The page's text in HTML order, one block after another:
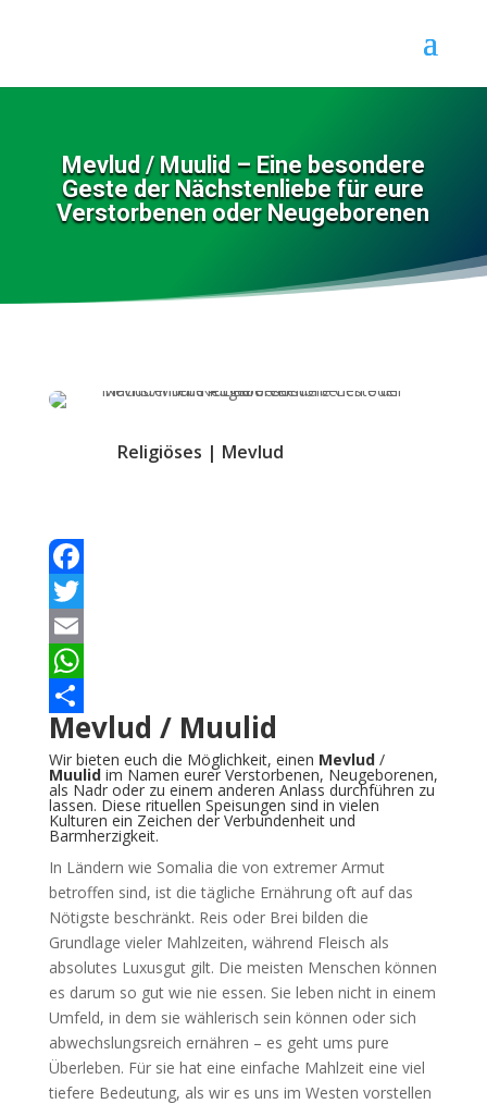
Mevlud / Muulid – Eine besondere
Geste der Nächstenliebe für eure
Verstorbenen oder Neugeborenen
Religiöses | Mevlud
Facebook
Twitter
Email
WhatsApp
Teilen
Mevlud / Muulid
Wir bieten euch die Möglichkeit, einen Mevlud /
Muulidim Namen eurer Verstorbenen, Neugeborenen,
als Nadr oder zu einem anderen Anlass durchführen zu
lassen. Diese rituellen Speisungen sind in vielen
Kulturen ein Zeichen der Verbundenheit und
Barmherzigkeit.
In Ländern wie Somalia die von extremer Armut
betroffen sind, ist die tägliche Ernährung oft auf das
Nötigste beschränkt. Reis oder Brei bilden die
Grundlage vieler Mahlzeiten, während Fleisch als
absolutes Luxusgut gilt. Die meisten Menschen können
es darum so gut wie nie essen. Sie leben nicht in einem
Umfeld, in dem sie wählerisch sein können oder sich
abwechslungsreich ernähren – es geht ums pure
Überleben. Für sie hat eine einfache Mahlzeit eine viel
tiefere Bedeutung, als wir es uns im Westen vorstellen